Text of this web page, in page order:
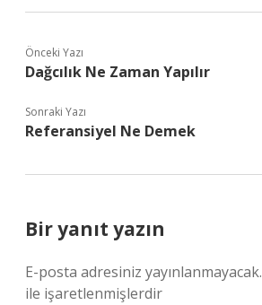
Önceki Yazı
Dağcılık Ne Zaman Yapılır
Sonraki Yazı
Referansiyel Ne Demek
Bir yanıt yazın
E-posta adresiniz yayınlanmayacak.
ile işaretlenmişlerdir